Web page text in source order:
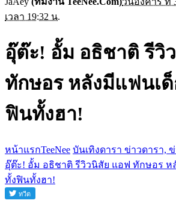
เวลา 19:32 น.
อุ๊ต๊ะ! อั้ม อธิชาติ รีวิ
ทักษอร หลังมีแฟนเ
ฟินทั้งฮา!
หน้าแรกTeeNee บันเทิงดารา ข่าวดารา,
อุ๊ต๊ะ! อั้ม อธิชาติ รีวิวนิสัย แอฟ ทักษอร ห
ทั้งฟินทั้งฮา!